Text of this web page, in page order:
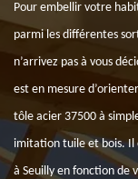
Pour embellir votre
parmi les différentes
n’arrivez pas à vous
est en mesure
tôle acier 37500 à
imitation tuile et bois. Il
à Seuilly en fonction de